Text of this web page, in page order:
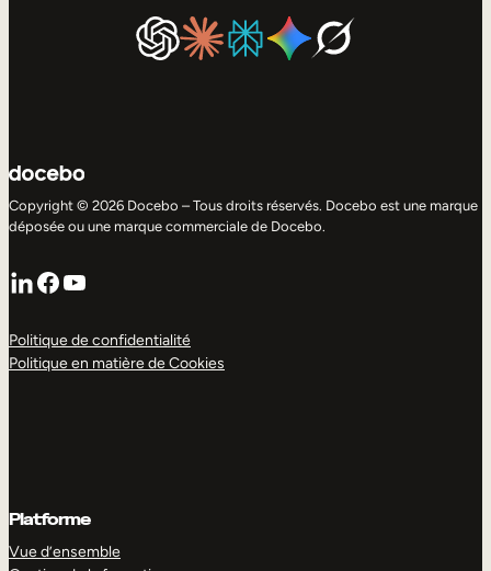
Copyright © 2026 Docebo – Tous droits réservés. Docebo est une marque
déposée ou une marque commerciale de Docebo.
LinkedIn
Facebook
YouTube
Politique de confidentialité
Politique en matière de Cookies
Platforme
Vue d’ensemble